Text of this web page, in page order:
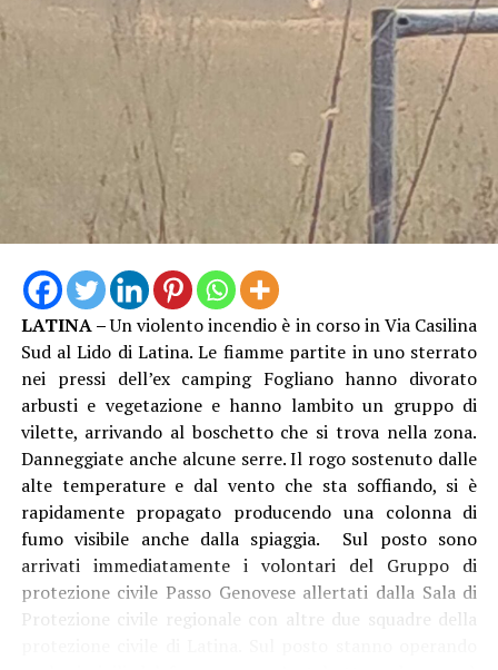
I successivi e approfonditi controlli nelle pertinenze
esterne dell’immobile hanno permesso di scoprire,
abilmente occultata tra la fitta vegetazione, una vera e
propria raffineria di cocaina. Al suo interno i Carabinieri
hanno individuato un laboratorio per il taglio e il
confezionamento della droga, allestito con bilance,
setacci, forni a microonde, macchine per il sottovuoto e
presse utilizzate per la creazione dei singoli pacchi di
Nel laboratorio sono stati inoltre rinvenuti e messi in
sicurezza: due secchi in plastica contenenti
rispettivamente 4,8 kg e 4 kg di cocaina in fase di
raffinazione, un ingente quantitativo di sostanze da
taglio, 27 sacchi di pellet da 15 kg ciascuno,
verosimilmente intrisi di stupefacente e oggetto di
lavorazione, diversi recipienti contenenti solventi e
setacci utilizzati per l’estrazione chimica della sostanza
dal pellet, oltre ai residui delle lavorazioni già
effettuate.
Mentre il denaro, i beni e la droga già confezionata sono
stati immediatamente sequestrati. L’intera area della
LATINA –Un violento incendio è in corso in Via Casilina
Sud al Lido di Latina. Le fiamme partite in uno sterrato
nei pressi dell’ex camping Fogliano hanno divorato
arbusti e vegetazione e hanno lambito un gruppo di
vilette, arrivando al boschetto che si trova nella zona.
Danneggiate anche alcune serre. Il rogo sostenuto dalle
alte temperature e dal vento che sta soffiando, si è
rapidamente propagato producendo una colonna di
fumo visibile anche dalla spiaggia. Sul posto sono
arrivati immediatamente i volontari del Gruppo di
protezione civile Passo Genovese allertati dalla Sala di
Protezione civile regionale con altre due squadre della